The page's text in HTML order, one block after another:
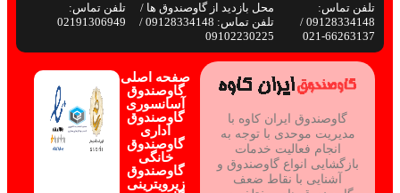
تلفن تماس:
09128334148 /
66263137-021
محل بازدید از گاوصندوق ها /
تلفن تماس: 09128334148 /
09102230225
تلفن تماس:
02191306949
گاوصندوق ایران کاوه با
مدیریت موحدی با توجه به
انجام فعالیت خدمات
بازگشایی انواع گاوصندوق و
آشنایی با نقاط ضعف
صفحه اصلی
گاوصندوق
آسانسوری
گاوصندوق
اداری
گاوصندوق
خانگی
گاوصندوق
زیرویترینی